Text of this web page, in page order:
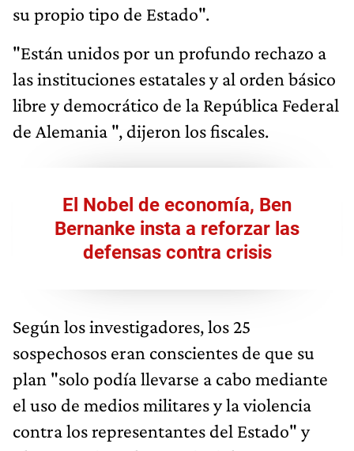
su propio tipo de Estado".
"Están unidos por un profundo rechazo a
las instituciones estatales y al orden básico
libre y democrático de la República Federal
de Alemania ", dijeron los fiscales.
El Nobel de economía, Ben
Bernanke insta a reforzar las
defensas contra crisis
Según los investigadores, los 25
sospechosos eran conscientes de que su
plan "solo podía llevarse a cabo mediante
el uso de medios militares y la violencia
contra los representantes del Estado" y